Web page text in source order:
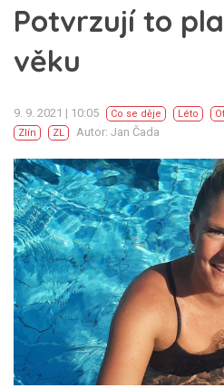
Potvrzují to
věku
9. 9. 2021 | 10:05 Co se děje Léto
Zlín
ZL Autor: Jan Čada